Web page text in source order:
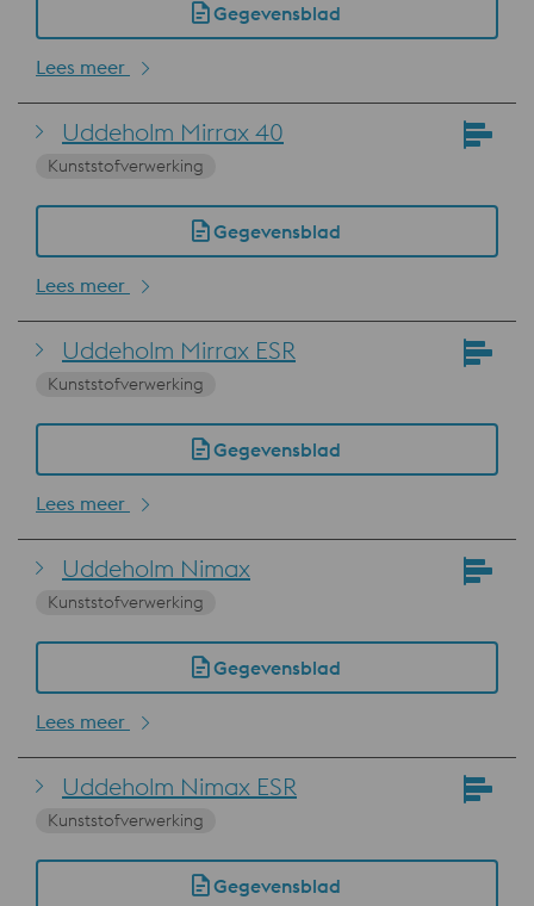
Gegevensblad
Lees meer
Uddeholm Mirrax 40
Kunststofverwerking
Gegevensblad
Lees meer
Uddeholm Mirrax ESR
Kunststofverwerking
Gegevensblad
Lees meer
Uddeholm Nimax
Kunststofverwerking
Gegevensblad
Lees meer
Uddeholm Nimax ESR
Kunststofverwerking
Gegevensblad